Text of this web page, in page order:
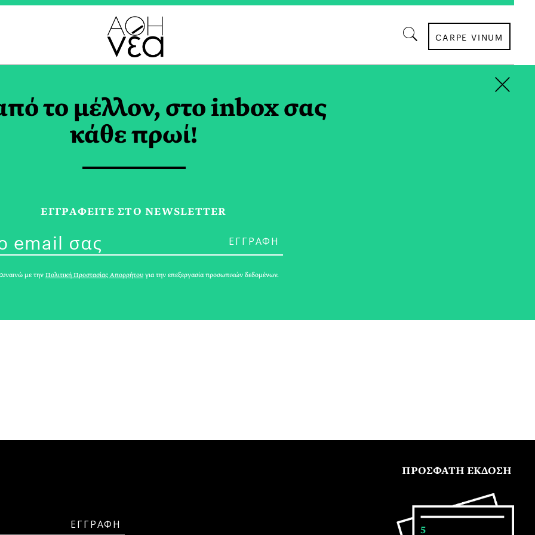
CARPE VINUM
OF ROME TAG
Ευρωπαϊκή Ένωση Χωρίς Κοινή
Άμυνα και Κεφαλαιαγορές
ΑΘΗΝΕΑ
ΠΡΟΣΦΑΤΗ ΕΚΔΟΣΗ
5
το μέλλον, στο inbox σας
κάθε πρωί!
ΕΓΓPΑΦΕΙΤΕ ΣΤΟ NEWSLETTER
με τηνΠολιτική Προστασίας Απορρήτου για την επεξεργασία προσωπικών δεδομένων.
×